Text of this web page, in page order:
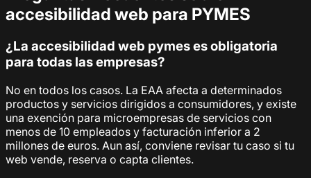
accesibilidad web para PYMES
¿La accesibilidad web pymes es obligatoria
para todas las empresas?
No en todos los casos. La EAA afecta a determinados
productos y servicios dirigidos a consumidores, y existe
una exención para microempresas de servicios con
menos de 10 empleados y facturación inferior a 2
millones de euros. Aun así, conviene revisar tu caso si tu
web vende, reserva o capta clientes.